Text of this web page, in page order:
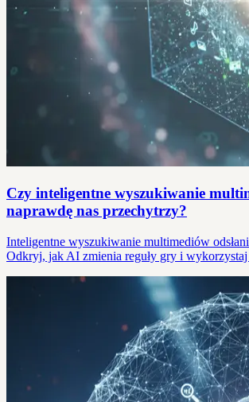
Czy inteligentne wyszukiwanie
naprawdę nas przechytrzy?
Inteligentne wyszukiwanie multimediów
Odkryj, jak AI zmienia reguły gry i wykorzystaj